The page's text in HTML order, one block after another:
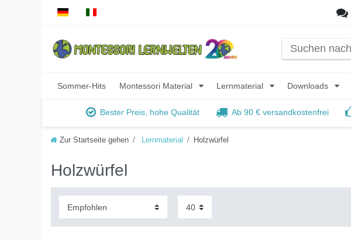
Sommer-Hits Montessori Material Lernmaterial Downloads
Bester Preis, hohe Qualität Ab 90 € versandkostenfrei
Zur Startseite gehen Lernmaterial Holzwürfel
Holzwürfel